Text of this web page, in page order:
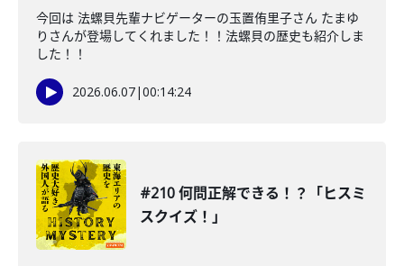
今回は 法螺貝先輩ナビゲーターの玉置侑里子さん たまゆ
りさんが登場してくれました！！法螺貝の歴史も紹介しま
した！！
2026.06.07|00:14:24
#210 何問正解できる！？「ヒスミ
スクイズ！」